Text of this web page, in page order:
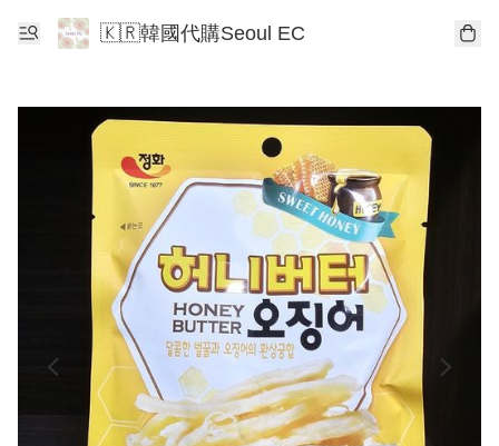
🇰🇷韓國代購Seoul EC